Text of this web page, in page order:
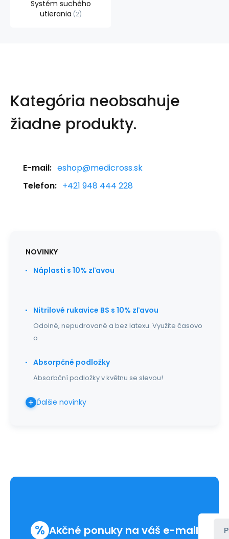
Systém suchého
utierania 2
Kategória neobsahuje
žiadne produkty.
E-mail: eshop@medicross.sk
Telefon: +421 948 444 228
NOVINKY
Náplasti s 10% zľavou
Nitrilové rukavice BS s 10% zľavou
Odolné, nepudrované a bez latexu. Využite časovo
o
Absorpčné podložky
Absorbční podložky v květnu se slevou!
Ďalšie novinky
% Akčné ponuky na váš e-mail